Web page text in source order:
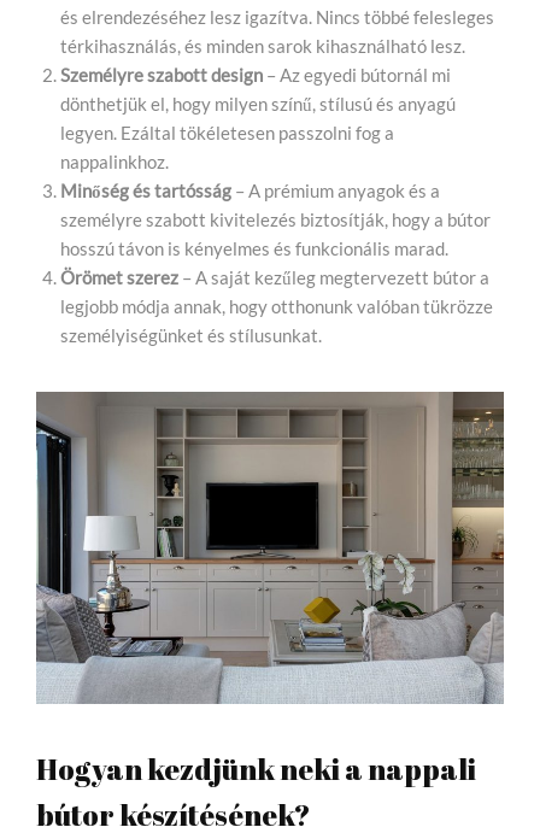
és elrendezéséhez lesz igazítva. Nincs többé felesleges
térkihasználás, és minden sarok kihasználható lesz.
Személyre szabott design – Az egyedi bútornál mi
dönthetjük el, hogy milyen színű, stílusú és anyagú
legyen. Ezáltal tökéletesen passzolni fog a
nappalinkhoz.
Minőség és tartósság – A prémium anyagok és a
személyre szabott kivitelezés biztosítják, hogy a bútor
hosszú távon is kényelmes és funkcionális marad.
Örömet szerez – A saját kezűleg megtervezett bútor a
legjobb módja annak, hogy otthonunk valóban tükrözze
személyiségünket és stílusunkat.
Hogyan kezdjünk neki a nappali
bútor készítésének?